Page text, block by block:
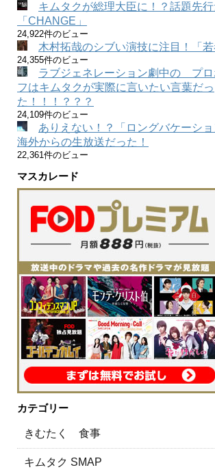
キムタクが総理大臣に！？話題先
「CHANGE」
24,922件のビュー
木村拓哉のシブい演技に注目！「若
24,355件のビュー
ラブジェネレーション劇中の プロ
フはキムタクが実際に言いたい言葉だっ
た！！！？？？
24,109件のビュー
ありえない！？「ロングバケーシ
海外からの生放送だった！
22,361件のビュー
マスカレード
カテゴリー
きむたく 食事
キムタク SMAP